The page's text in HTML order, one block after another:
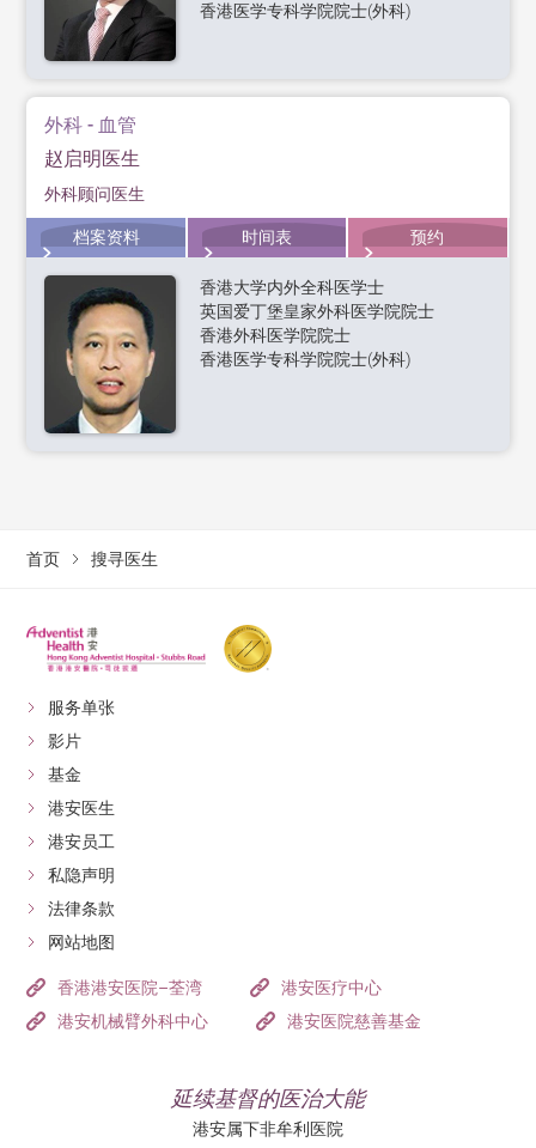
香港医学专科学院院士(外科)
外科 - 血管
赵启明医生
外科顾问医生
档案资料 时间表 预约
香港大学内外全科医学士
英国爱丁堡皇家外科医学院院士
香港外科医学院院士
香港医学专科学院院士(外科)
首页 搜寻医生
服务单张
影片
基金
港安医生
港安员工
私隐声明
法律条款
网站地图
香港港安医院–荃湾
港安医疗中心
港安机械臂外科中心
港安医院慈善基金
延续基督的医治大能
港安属下非牟利医院